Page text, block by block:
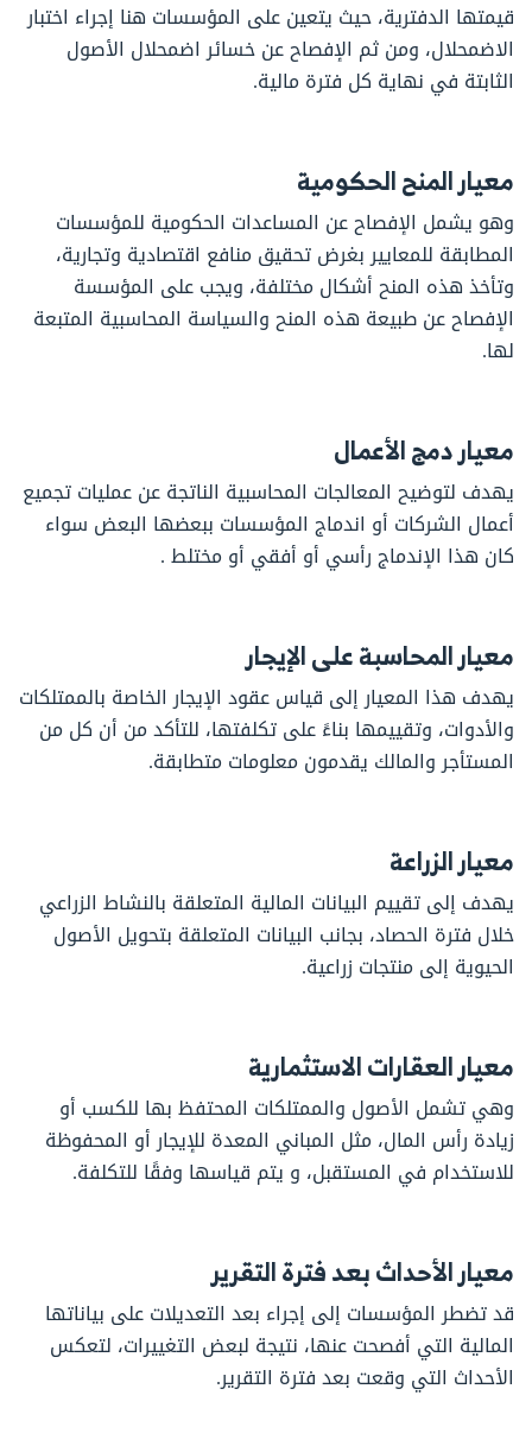
قيمتها الدفترية، حيث يتعين على المؤسسات هنا إجراء اختبار
الاضمحلال، ومن ثم الإفصاح عن خسائر اضمحلال الأصول
الثابتة في نهاية كل فترة مالية.
معيار المنح الحكومية
وهو يشمل الإفصاح عن المساعدات الحكومية للمؤسسات
المطابقة للمعايير بغرض تحقيق منافع اقتصادية وتجارية،
وتأخذ هذه المنح أشكال مختلفة، ويجب على المؤسسة
الإفصاح عن طبيعة هذه المنح والسياسة المحاسبية المتبعة
لها.
معيار دمج الأعمال
يهدف لتوضيح المعالجات المحاسبية الناتجة عن عمليات تجميع
أعمال الشركات أو اندماج المؤسسات ببعضها البعض سواء
كان هذا الإندماج رأسي أو أفقي أو مختلط .
معيار المحاسبة على الإيجار
يهدف هذا المعيار إلى قياس عقود الإيجار الخاصة بالممتلكات
والأدوات، وتقييمها بناءً على تكلفتها، للتأكد من أن كل من
المستأجر والمالك يقدمون معلومات متطابقة.
معيار الزراعة
يهدف إلى تقييم البيانات المالية المتعلقة بالنشاط الزراعي
خلال فترة الحصاد، بجانب البيانات المتعلقة بتحويل الأصول
الحيوية إلى منتجات زراعية.
معيار العقارات الاستثمارية
وهي تشمل الأصول والممتلكات المحتفظ بها للكسب أو
زيادة رأس المال، مثل المباني المعدة للإيجار أو المحفوظة
للاستخدام في المستقبل، و يتم قياسها وفقًا للتكلفة.
معيار الأحداث بعد فترة التقرير
قد تضطر المؤسسات إلى إجراء بعد التعديلات على بياناتها
المالية التي أفصحت عنها، نتيجة لبعض التغييرات، لتعكس
الأحداث التي وقعت بعد فترة التقرير.